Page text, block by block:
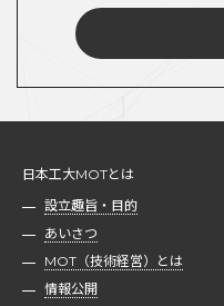
日本工大MOTとは
設立趣旨・目的
あいさつ
MOT（技術経営）とは
情報公開